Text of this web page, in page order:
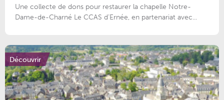
Une collecte de dons pour restaurer la chapelle Notre-
Dame-de-Charné Le CCAS d’Ernée, en partenariat avec...
Découvrir